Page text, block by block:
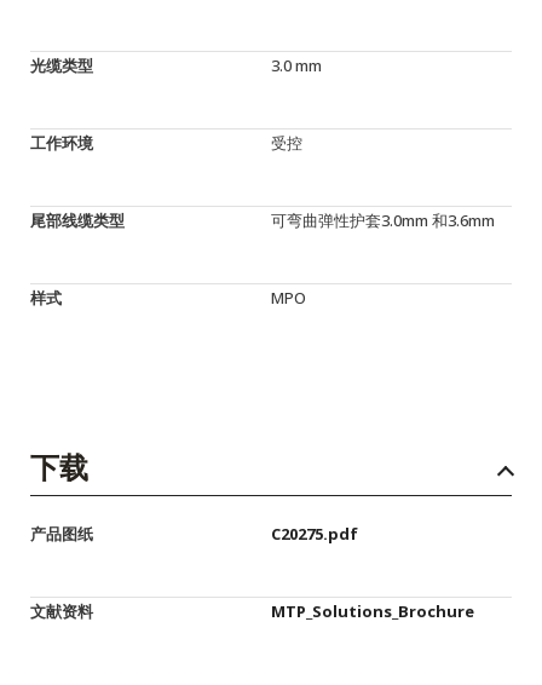
光缆类型 3.0 mm
工作环境 受控
尾部线缆类型 可弯曲弹性护套3.0mm 和3.6mm
样式 MPO
下载
产品图纸 C20275.pdf
文献资料 MTP_Solutions_Brochure